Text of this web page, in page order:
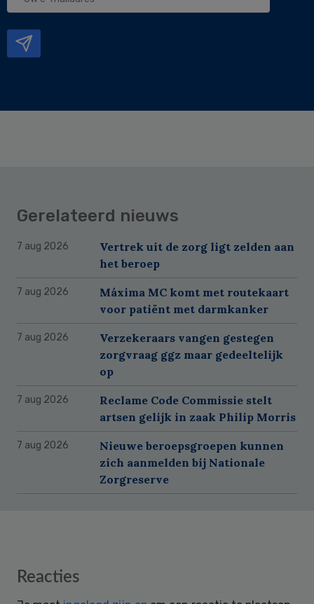
Gerelateerd nieuws
7 aug 2026
Vertrek uit de zorg ligt zelden aan
het beroep
7 aug 2026
Máxima MC komt met routekaart
voor patiënt met darmkanker
7 aug 2026
Verzekeraars vangen gestegen
zorgvraag ggz maar gedeeltelijk
op
7 aug 2026
Reclame Code Commissie stelt
artsen gelijk in zaak Philip Morris
7 aug 2026
Nieuwe beroepsgroepen kunnen
zich aanmelden bij Nationale
Zorgreserve
Reader
Reacties